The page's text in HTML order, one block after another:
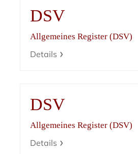
DSV
Allgemeines Register (DSV)
Details
DSV
Allgemeines Register (DSV)
Details